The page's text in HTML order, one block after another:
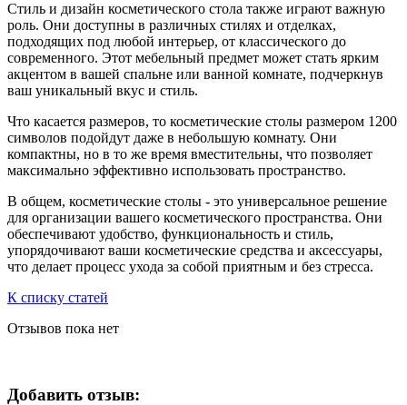
Стиль и дизайн косметического стола также играют важную
роль. Они доступны в различных стилях и отделках,
подходящих под любой интерьер, от классического до
современного. Этот мебельный предмет может стать ярким
акцентом в вашей спальне или ванной комнате, подчеркнув
ваш уникальный вкус и стиль.
Что касается размеров, то косметические столы размером 1200
символов подойдут даже в небольшую комнату. Они
компактны, но в то же время вместительны, что позволяет
максимально эффективно использовать пространство.
В общем, косметические столы - это универсальное решение
для организации вашего косметического пространства. Они
обеспечивают удобство, функциональность и стиль,
упорядочивают ваши косметические средства и аксессуары,
что делает процесс ухода за собой приятным и без стресса.
К списку статей
Отзывов пока нет
Добавить отзыв: